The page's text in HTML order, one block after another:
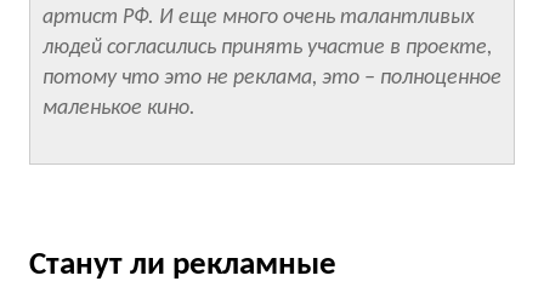
артист РФ. И еще много очень талантливых
людей согласились принять участие в проекте,
потому что это не реклама, это – полноценное
маленькое кино.
Станут ли рекламные